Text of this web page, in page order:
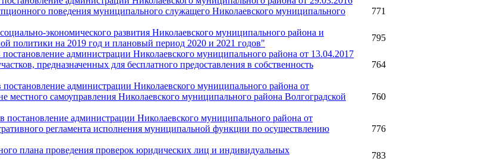
поведения муниципального служащего Николаевского муниципального
771
экономического развития Николаевского муниципального района и
политики на 2019 год и плановый период 2020 и 2021 годов"
795
администрации Николаевского муниципального района от 13.04.2017
предназначенных для бесплатного предоставления в собственность
764
администрации Николаевского муниципального района от
самоуправления Николаевского муниципального района Волгоградской
760
администрации Николаевского муниципального района от
регламента исполнения муниципальной функции по осуществлению
776
плана проведения проверок юридических лиц и индивидуальных
783